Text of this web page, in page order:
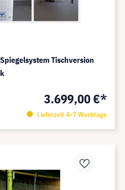
Tischversion
3.699,00 €*
Lieferzeit 4-7 Werktage